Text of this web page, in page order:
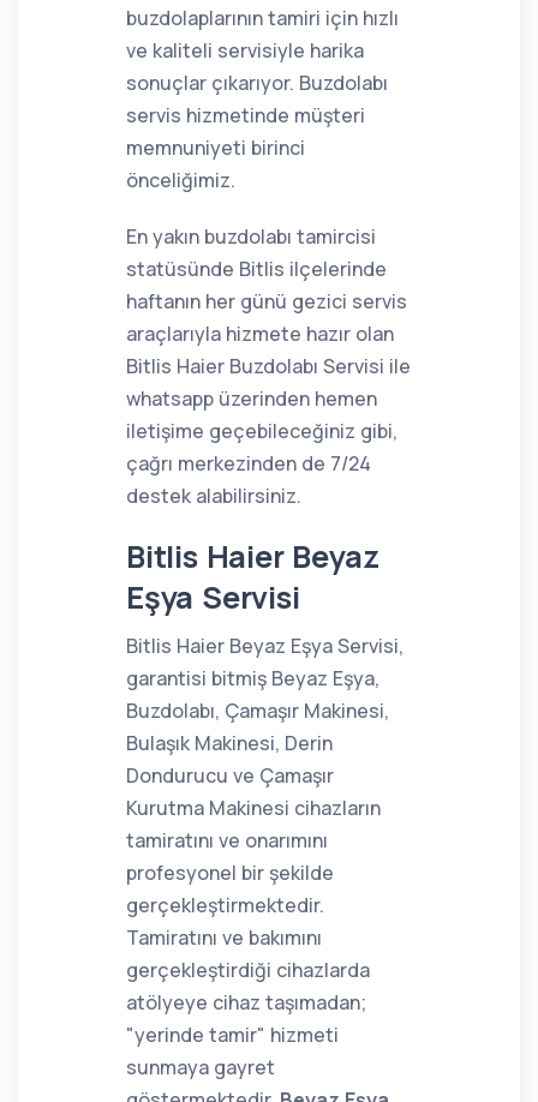
buzdolaplarının tamiri için hızlı
ve kaliteli servisiyle harika
sonuçlar çıkarıyor. Buzdolabı
servis hizmetinde müşteri
memnuniyeti birinci
önceliğimiz.
En yakın buzdolabı tamircisi
statüsünde Bitlis ilçelerinde
haftanın her günü gezici servis
araçlarıyla hizmete hazır olan
Bitlis Haier Buzdolabı Servisi ile
whatsapp üzerinden hemen
iletişime geçebileceğiniz gibi,
çağrı merkezinden de 7/24
destek alabilirsiniz.
Bitlis Haier Beyaz
Eşya Servisi
Bitlis Haier Beyaz Eşya Servisi,
garantisi bitmiş Beyaz Eşya,
Buzdolabı, Çamaşır Makinesi,
Bulaşık Makinesi, Derin
Dondurucu ve Çamaşır
Kurutma Makinesi cihazların
tamiratını ve onarımını
profesyonel bir şekilde
gerçekleştirmektedir.
Tamiratını ve bakımını
gerçekleştirdiği cihazlarda
atölyeye cihaz taşımadan;
"yerinde tamir" hizmeti
sunmaya gayret